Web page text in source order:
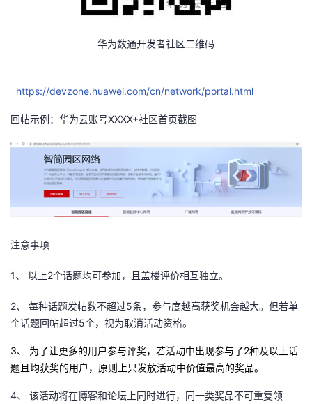
华为数通开发者社区二维码
https://devzone.huawei.com/cn/network/portal.html
回帖示例： 华为云账号XXXX+社区首页截图
注意事项
1、 以上2个话题均可参加，且盖楼评价相互独立。
2、 每种话题发帖数不超过5条，参与度越高获奖机会越大。但若单
个话题回帖超过5个，视为取消活动资格。
3、 为了让更多的用户参与评奖，若活动中出现参与了2种及以上话
题且均获奖的用户，原则上只发放活动中价值最高的奖品。
4、 该活动将在博客和论坛上同时进行，同一类奖品不可重复领